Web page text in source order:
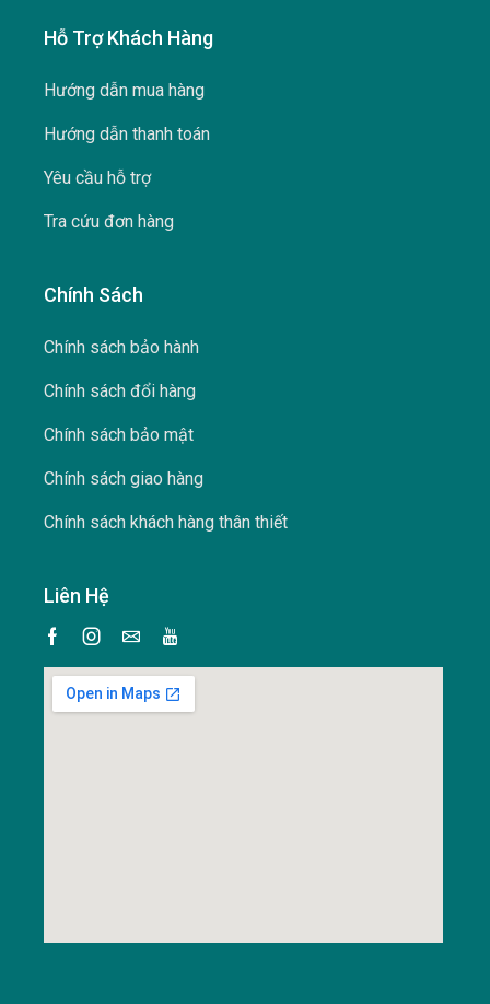
Hỗ Trợ Khách Hàng
Hướng dẫn mua hàng
Hướng dẫn thanh toán
Yêu cầu hỗ trợ
Tra cứu đơn hàng
Chính Sách
Chính sách bảo hành
Chính sách đổi hàng
Chính sách bảo mật
Chính sách giao hàng
Chính sách khách hàng thân thiết
Liên Hệ